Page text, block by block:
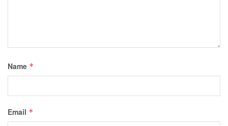
Name *
Email *